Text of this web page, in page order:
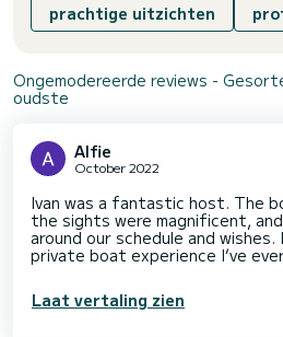
prachtige uitzichten
Ongemodereerde reviews -
oudste
Alfie
October 2022
Ivan was a fantastic host. The
the sights were magnificent,
around our schedule and
private boat experience I’ve
Laat vertaling zien